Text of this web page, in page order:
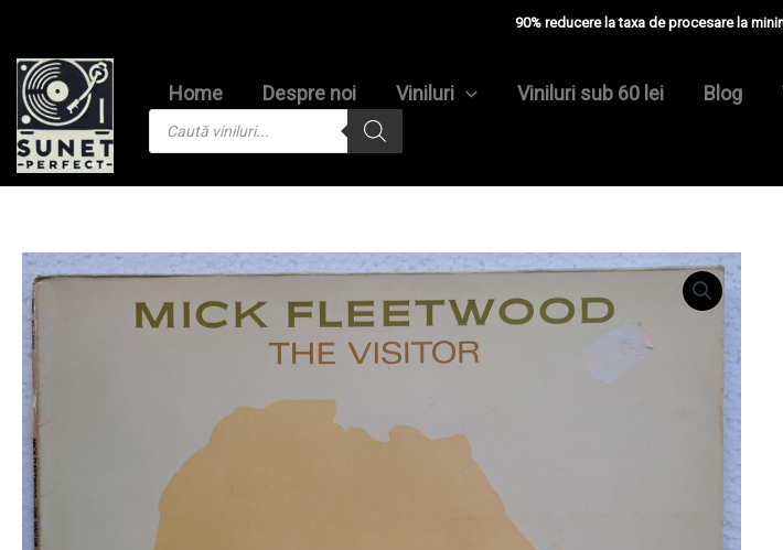
content
90% reducere la taxa de procesare la
Home Despre noi Viniluri Viniluri sub 60 lei Blog
search